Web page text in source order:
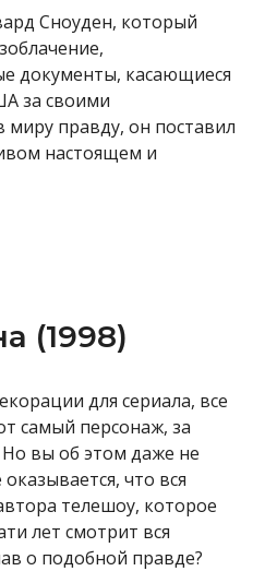
Сноуден, который
документы, касающиеся
за своими
миру правду, он поставил
настоящем и
(1998)
для сериала, все
самый персонаж, за
вы об этом даже не
что вся
телешоу, которое
лет смотрит вся
о подобной правде?